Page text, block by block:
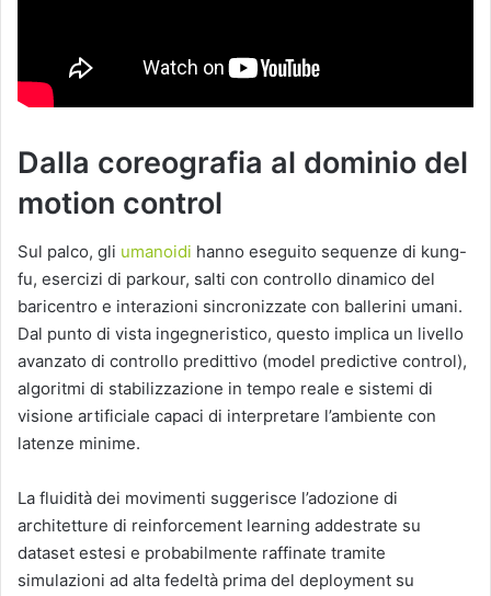
Dalla coreografia al dominio del
motion control
Sul palco, gli umanoidi hanno eseguito sequenze di kung-
fu, esercizi di parkour, salti con controllo dinamico del
baricentro e interazioni sincronizzate con ballerini umani.
Dal punto di vista ingegneristico, questo implica un livello
avanzato di controllo predittivo (model predictive control),
algoritmi di stabilizzazione in tempo reale e sistemi di
visione artificiale capaci di interpretare l’ambiente con
latenze minime.
La fluidità dei movimenti suggerisce l’adozione di
architetture di reinforcement learning addestrate su
dataset estesi e probabilmente raffinate tramite
simulazioni ad alta fedeltà prima del deployment su